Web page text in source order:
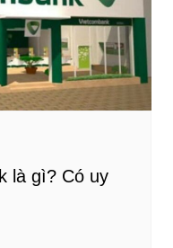
là gì? Có uy